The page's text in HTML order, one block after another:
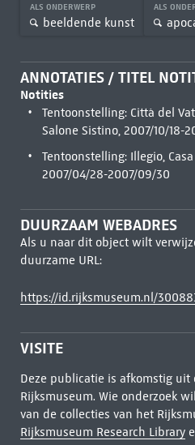
ALS ONDERWERP
beeldende kunst
ALS
ANNOTATIES / TITEL
Notities
Tentoonstelling: Città del
Salone Sistino, 2007/10/18-
Tentoonstelling: Illegio,
2007/04/28-2007/09/30
DUURZAAM WEBADRES
Als u naar dit object wilt
duurzame URL:
https://id.rijksmuseum.nl/
VISITE
Deze publicatie is afkomstig
Rijksmuseum. Wie onderzoek
van de collecties van het
Rijksmuseum Research Library